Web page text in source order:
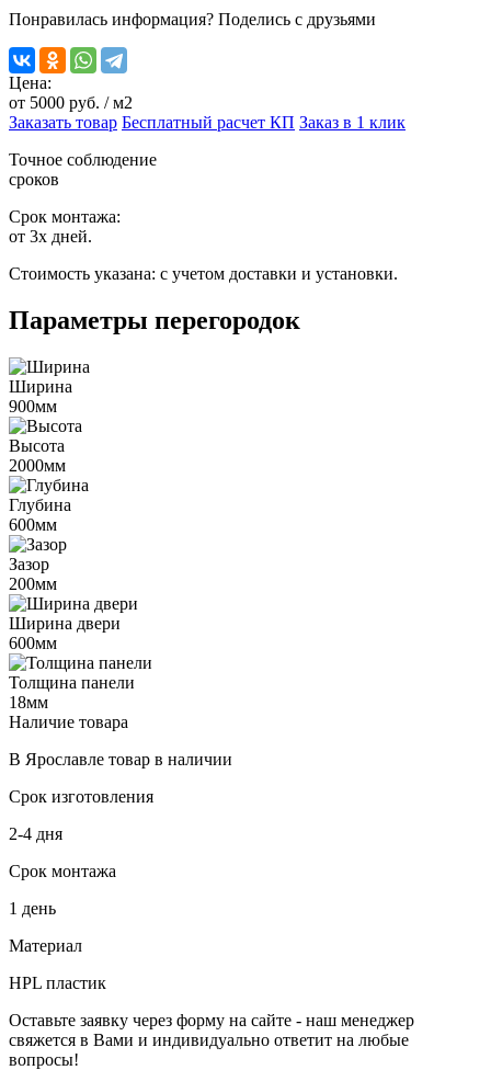
Понравилась информация? Поделись с друзьями
Цена:
от 5000 руб. / м2
Заказать товар Бесплатный расчет КП Заказ в 1 клик
Точное соблюдение
сроков
Срок монтажа:
от 3х дней.
Стоимость указана: с учетом доставки и установки.
Параметры перегородок
Ширина
900мм
Высота
2000мм
Глубина
600мм
Зазор
200мм
Ширина двери
600мм
Толщина панели
18мм
Наличие товара
В Ярославле товар в наличии
Срок изготовления
2-4 дня
Срок монтажа
1 день
Материал
HPL пластик
Оставьте заявку через форму на сайте - наш менеджер
свяжется в Вами и индивидуально ответит на любые
вопросы!